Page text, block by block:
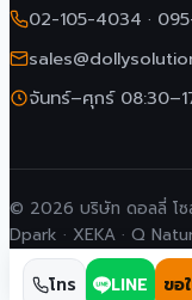
02-105-4034 ·
จันทร์–ศุกร์
© 2026 บริษัท ดอลลี่ โซ
Dpark · XEKA · Q
โทร LINE ขอ